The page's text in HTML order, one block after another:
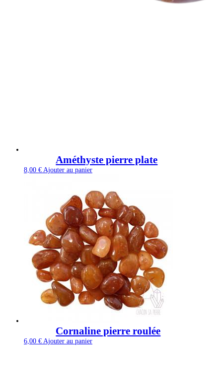
Améthyste pierre plate
8,00 € Ajouter au panier
Cornaline pierre roulée
6,00 € Ajouter au panier